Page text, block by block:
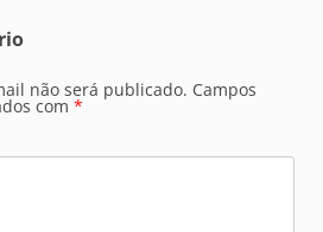
não será publicado. Campos
com *